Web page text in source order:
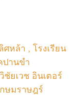
หล้า , โรงเรียน
ปานขำ
ยเวช อินเตอร์
ษมราษฎร์